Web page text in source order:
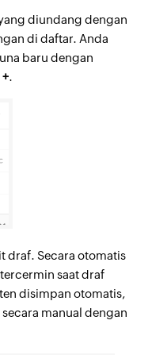
diundang dengan
di daftar. Anda
baru dengan
+.
draf. Secara otomatis
saat draf
disimpan otomatis,
manual dengan